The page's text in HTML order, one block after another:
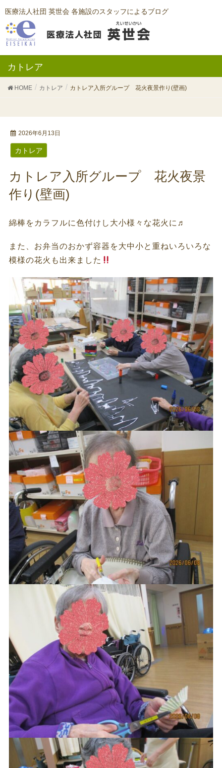
医療法人社団 英世会 各施設のスタッフによるブログ
カトレア
HOME カトレア カトレア入所グループ 花火夜景作り(壁画)
2026年6月13日
カトレア
カトレア入所グループ 花火夜景
作り(壁画)
綿棒をカラフルに色付けし大小様々な花火に♬
また、お弁当のおかず容器を大中小と重ねいろいろな
模様の花火も出来ました